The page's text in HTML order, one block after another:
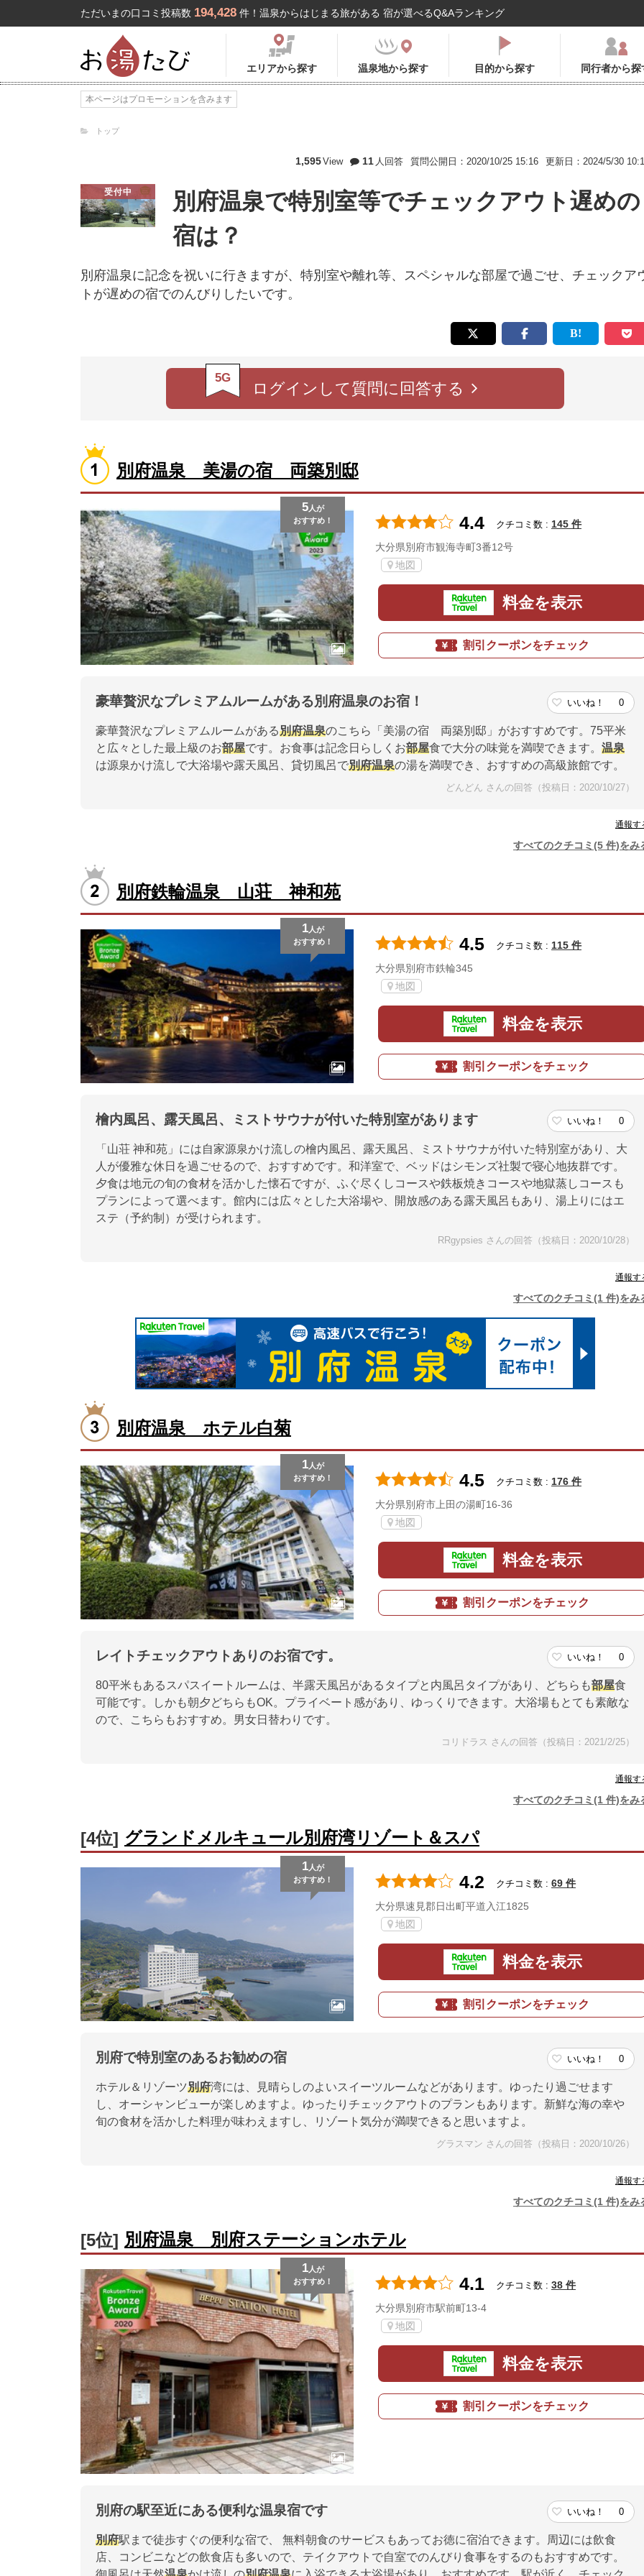
ただいまの口コミ投稿数 194,428 件！温泉からはじまる旅がある 宿が選べるQ&Aランキング
エリアから探す 温泉地から探す 目的から探す 同行者から探
本ページはプロモーションを含みます
トップ
1,595View 11 人回答 質問公開日：2020/10/25 15:16 更新日：2024/5/30
受付中
別府温泉で特別室等でチェックアウト遅めの
宿は？
別府温泉に記念を祝いに行きますが、特別室や離れ等、スペシャルな部屋で過ごせ、チェックア
トが遅めの宿でのんびりしたいです。
5G
ログインして質問に回答する
別府温泉 美湯の宿 両築別邸
5人が
おすすめ！
4.4 クチコミ数 : 145 件
大分県別府市観海寺町3番12号
地図
料金を表示
割引クーポンをチェック
豪華贅沢なプレミアムルームがある別府温泉のお宿！ いいね！ 0
豪華贅沢なプレミアムルームがある別府温泉のこちら「美湯の宿 両築別邸」がおすすめです。75平米
と広々とした最上級のお部屋です。お食事は記念日らしくお部屋食で大分の味覚を満喫できます。 温泉
は源泉かけ流しで大浴場や露天風呂、貸切風呂で別府温泉の湯を満喫でき、おすすめの高級旅館です。
どんどん さんの回答（投稿日：2020/10/27）
通報す
すべてのクチコミ(5 件)をみ
別府鉄輪温泉 山荘 神和苑
1人が
おすすめ！
4.5 クチコミ数 : 115 件
大分県別府市鉄輪345
地図
料金を表示
割引クーポンをチェック
檜内風呂、露天風呂、ミストサウナが付いた特別室があります いいね！ 0
「山荘 神和苑」には自家源泉かけ流しの檜内風呂、露天風呂、ミストサウナが付いた特別室があり、大
人が優雅な休日を過ごせるので、おすすめです。和洋室で、ベッドはシモンズ社製で寝心地抜群です。
夕食は地元の旬の食材を活かした懐石ですが、ふぐ尽くしコースや鉄板焼きコースや地獄蒸しコースも
プランによって選べます。館内には広々とした大浴場や、開放感のある露天風呂もあり、湯上りにはエ
ステ（予約制）が受けられます。
RRgypsies さんの回答（投稿日：2020/10/28）
通報す
すべてのクチコミ(1 件)をみ
別府温泉 ホテル白菊
1人が
おすすめ！
4.5 クチコミ数 : 176 件
大分県別府市上田の湯町16-36
地図
料金を表示
割引クーポンをチェック
レイトチェックアウトありのお宿です。 いいね！ 0
80平米もあるスパスイートルームは、半露天風呂があるタイプと内風呂タイプがあり、どちらも部屋食
可能です。しかも朝夕どちらもOK。プライベート感があり、ゆっくりできます。大浴場もとても素敵な
ので、こちらもおすすめ。男女日替わりです。
コリドラス さんの回答（投稿日：2021/2/25）
通報す
すべてのクチコミ(1 件)をみ
[4位] グランドメルキュール別府湾リゾート＆スパ
1人が
おすすめ！
4.2 クチコミ数 : 69 件
大分県速見郡日出町平道入江1825
地図
料金を表示
割引クーポンをチェック
別府で特別室のあるお勧めの宿 いいね！ 0
ホテル＆リゾーツ別府湾には、見晴らしのよいスイーツルームなどがあります。ゆったり過ごせます
し、オーシャンビューが楽しめますよ。ゆったりチェックアウトのプランもあります。新鮮な海の幸や
旬の食材を活かした料理が味わえますし、リゾート気分が満喫できると思いますよ。
グラスマン さんの回答（投稿日：2020/10/26）
通報す
すべてのクチコミ(1 件)をみ
[5位] 別府温泉 別府ステーションホテル
1人が
おすすめ！
4.1 クチコミ数 : 38 件
大分県別府市駅前町13-4
地図
料金を表示
割引クーポンをチェック
別府の駅至近にある便利な温泉宿です いいね！ 0
別府駅まで徒歩すぐの便利な宿で、 無料朝食のサービスもあってお徳に宿泊できます。周辺には飲食
店、コンビニなどの飲食店も多いので、テイクアウトで自室でのんびり食事をするのもおすすめです。